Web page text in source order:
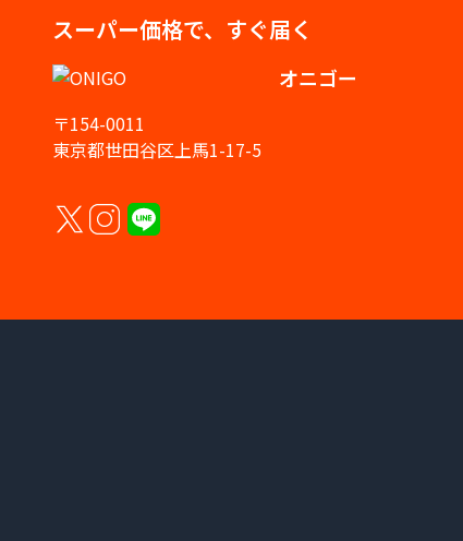
スーパー価格で、すぐ届く
オニゴー
〒154-0011
東京都世田谷区上馬1-17-5